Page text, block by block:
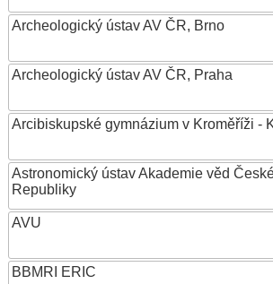
Archeologický ústav AV ČR, Brno
Archeologický ústav AV ČR, Praha
Arcibiskupské gymnázium v Kroměříži -
Astronomický ústav Akademie věd
Republiky
AVU
BBMRI ERIC